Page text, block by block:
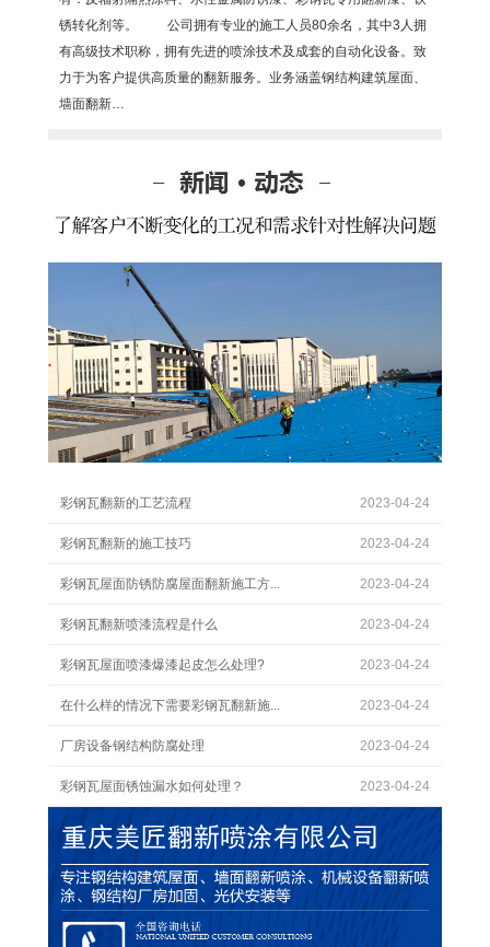
锈转化剂等。 公司拥有专业的施工人员80余名，其中3人拥
有高级技术职称，拥有先进的喷涂技术及成套的自动化设备。致
力于为客户提供高质量的翻新服务。业务涵盖钢结构建筑屋面、
墙面翻新…
2023-04-24
彩钢瓦翻新的工艺流程
2023-04-24
彩钢瓦翻新的施工技巧
2023-04-24
彩钢瓦屋面防锈防腐屋面翻新施工方...
2023-04-24
彩钢瓦翻新喷漆流程是什么
2023-04-24
彩钢瓦屋面喷漆爆漆起皮怎么处理?
2023-04-24
在什么样的情况下需要彩钢瓦翻新施...
2023-04-24
厂房设备钢结构防腐处理
2023-04-24
彩钢瓦屋面锈蚀漏水如何处理？